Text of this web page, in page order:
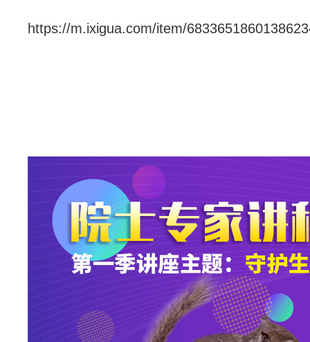
https://m.ixigua.com/item/